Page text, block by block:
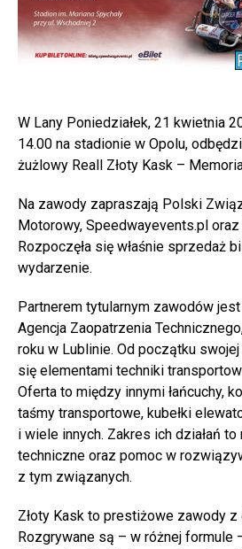
W Lany Poniedziałek, 21 kwietnia
14.00 na stadionie w Opolu,
żużlowy Reall Złoty Kask –
Na zawody zapraszają Polski
Motorowy, Speedwayevents.pl
Rozpoczęła się właśnie sprzedaż
wydarzenie.
Partnerem tytularnym zawodów
Agencja Zaopatrzenia
roku w Lublinie. Od początku
się elementami techniki
Oferta to między innymi łańcuchy,
taśmy transportowe, kubełki
i wiele innych. Zakres ich działań
techniczne oraz pomoc w
z tym związanych.
Złoty Kask to prestiżowe zawody z
Rozgrywane są – w różnej formule